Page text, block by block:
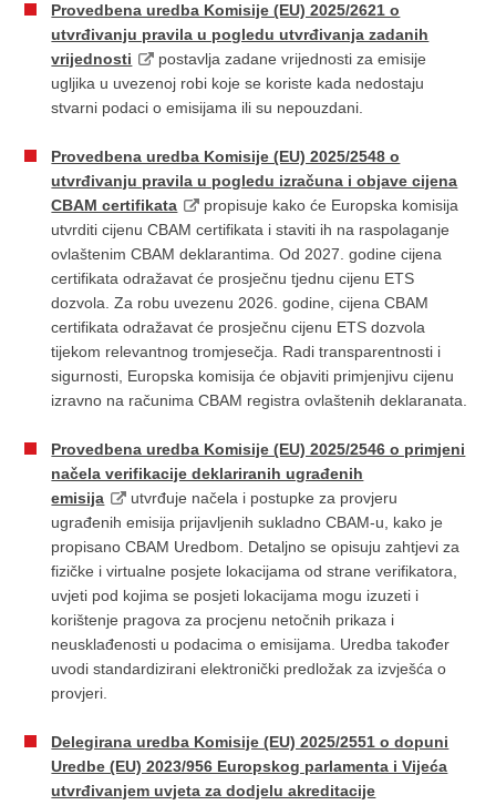
Provedbena uredba Komisije (EU) 2025/2621 o
utvrđivanju pravila u pogledu utvrđivanja zadanih
vrijednosti
postavlja zadane vrijednosti za emisije
ugljika u uvezenoj robi koje se koriste kada nedostaju
stvarni podaci o emisijama ili su nepouzdani.
Provedbena uredba Komisije (EU) 2025/2548 o
utvrđivanju pravila u pogledu izračuna i objave cijena
CBAM certifikata
propisuje kako će Europska komisija
utvrditi cijenu CBAM certifikata i staviti ih na raspolaganje
ovlaštenim CBAM deklarantima. Od 2027. godine cijena
certifikata odražavat će prosječnu tjednu cijenu ETS
dozvola. Za robu uvezenu 2026. godine, cijena CBAM
certifikata odražavat će prosječnu cijenu ETS dozvola
tijekom relevantnog tromjesečja. Radi transparentnosti i
sigurnosti, Europska komisija će objaviti primjenjivu cijenu
izravno na računima CBAM registra ovlaštenih deklaranata.
Provedbena uredba Komisije (EU) 2025/2546 o primjeni
načela verifikacije deklariranih ugrađenih
emisija
utvrđuje načela i postupke za provjeru
ugrađenih emisija prijavljenih sukladno CBAM-u, kako je
propisano CBAM Uredbom. Detaljno se opisuju zahtjevi za
fizičke i virtualne posjete lokacijama od strane verifikatora,
uvjeti pod kojima se posjeti lokacijama mogu izuzeti i
korištenje pragova za procjenu netočnih prikaza i
neusklađenosti u podacima o emisijama. Uredba također
uvodi standardizirani elektronički predložak za izvješća o
provjeri.
Delegirana uredba Komisije (EU) 2025/2551 o dopuni
Uredbe (EU) 2023/956 Europskog parlamenta i Vijeća
utvrđivanjem uvjeta za dodjelu akreditacije